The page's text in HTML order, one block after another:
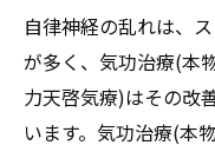
の気功師に
療)の効果
天啓気功治療や
エネルギーの目
自律神経の乱れは、
が多く、気功治療(本
力天啓気療)はその改
います。気功治療(本